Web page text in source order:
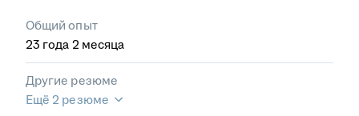
Общий опыт
23 года 2 месяца
Другие резюме
Ещё 2 резюме